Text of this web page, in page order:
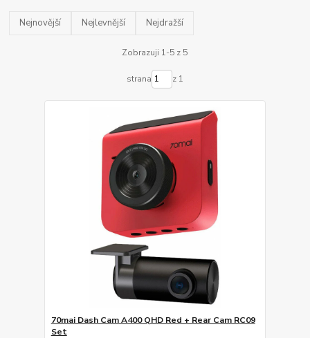
Nejnovější Nejlevnější Nejdražší
Zobrazuji 1-5 z 5
strana z 1
70mai Dash Cam A400 QHD Red + Rear Cam RC09
Set